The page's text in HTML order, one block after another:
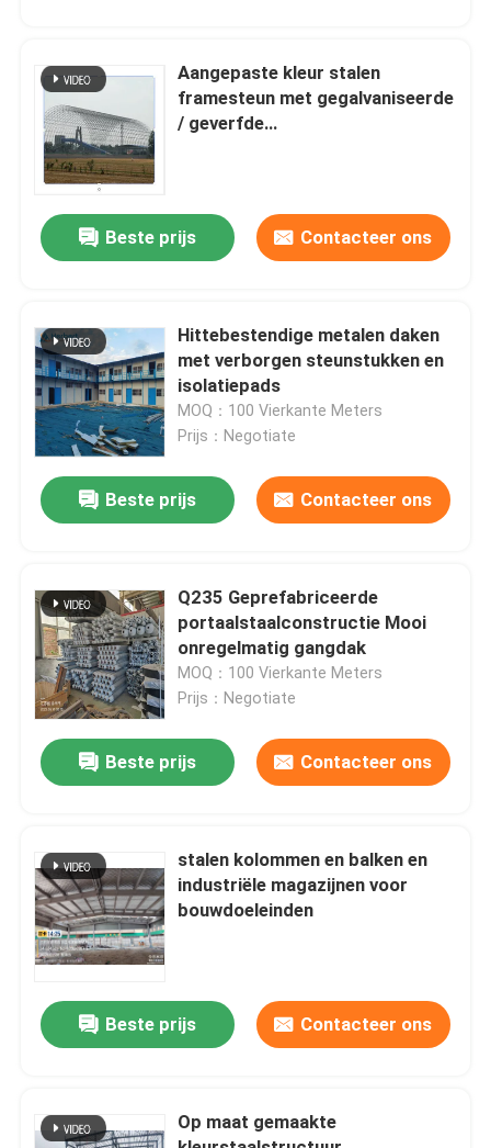
Huis
Ongeveer ons
Fabrieksreis
Kwaliteitscontrole
Contacteer ons
Nieuws
Gevallen
Ruimtekaderbundel
Aangepaste kleur stalen
framesteun met gegalvaniseerde
/ geverfde
Beste prijs Contacteer ons
Hittebestendige metalen daken
met verborgen steunstukken en
isolatiepads
MOQ：100 Vierkante Meters
Prijs：Negotiate
Beste prijs Contacteer ons
Q235 Geprefabriceerde
portaalstaalconstructie Mooi
onregelmatig gangdak
MOQ：100 Vierkante Meters
Prijs：Negotiate
Beste prijs Contacteer ons
stalen kolommen en balken en
industriële magazijnen voor
bouwdoeleinden
Beste prijs Contacteer ons
Op maat gemaakte